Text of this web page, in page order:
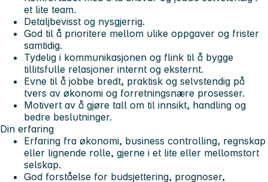
et lite team.
Detaljbevisst og nysgjerrig.
God til å prioritere mellom ulike oppgaver og frister
samtidig.
Tydelig i kommunikasjonen og flink til å bygge
tillitsfulle relasjoner internt og eksternt.
Evne til å jobbe bredt, praktisk og selvstendig på
tvers av økonomi og forretningsnære prosesser.
Motivert av å gjøre tall om til innsikt, handling og
bedre beslutninger.
Din erfaring
Erfaring fra økonomi, business controlling, regnskap
eller lignende rolle, gjerne i et lite eller mellomstort
selskap.
God forståelse for budsjettering, prognoser,